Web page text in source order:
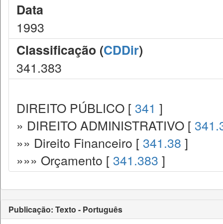
Data
1993
Classificação (CDDir)
341.383
DIREITO PÚBLICO [ 341 ]
» DIREITO ADMINISTRATIVO [
»» Direito Financeiro [ 341.38 ]
»»» Orçamento [ 341.383 ]
Publicação: Texto - Português